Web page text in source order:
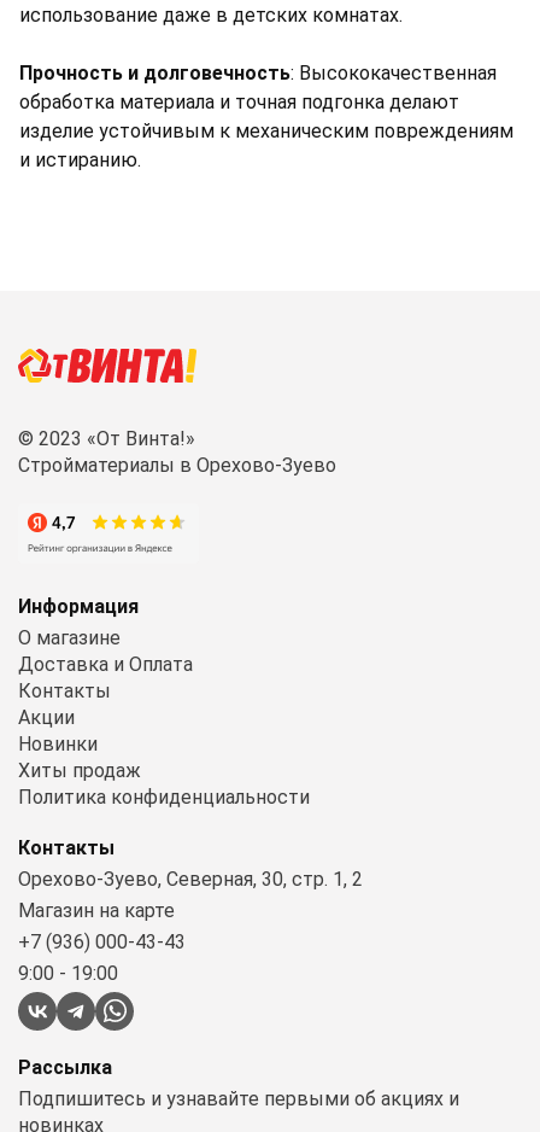
использование даже в детских комнатах.
Прочность и долговечность: Высококачественная
обработка материала и точная подгонка делают
изделие устойчивым к механическим повреждениям
и истиранию.
© 2023 «От Винта!»
Стройматериалы в Орехово-Зуево
Контакты
Орехово-Зуево, Северная, 30, стр. 1, 2
Магазин на карте
+7 (936) 000-43-43
9:00 - 19:00
Информация
О магазине
Доставка и Оплата
Контакты
Акции
Новинки
Хиты продаж
Политика конфиденциальности
Рассылка
Подпишитесь и узнавайте первыми об акциях и
новинках